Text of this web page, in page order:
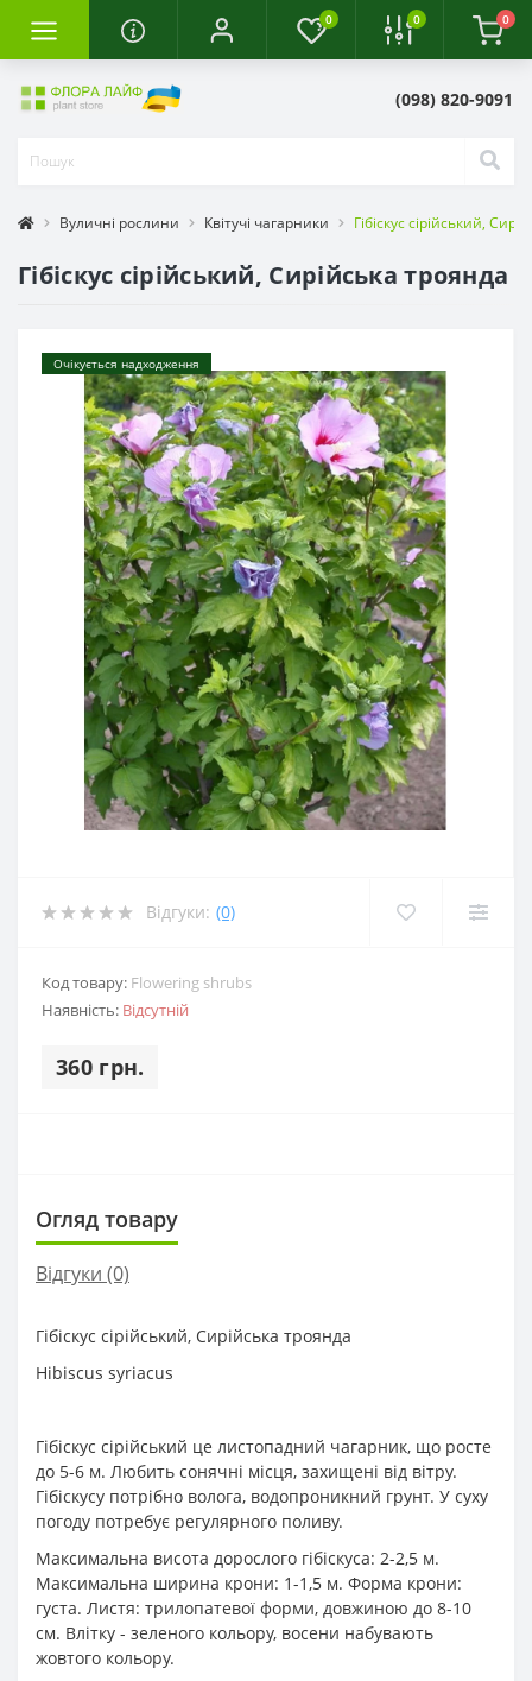
0 0 0
(098) 820-9091
Вуличні рослини Квітучі чагарники Гібіскус сірійський,
Гібіскус сірійський, Сирійська троянда
Очікується надходження
Відгуки: (0)
Код товару: Flowering shrubs
Наявність: Відсутній
360 грн.
Огляд товару
Відгуки (0)
Гібіскус сірійський, Сирійська троянда
Hibiscus syriacus
Гібіскус сірійський це листопадний чагарник, що росте
до 5-6 м. Любить сонячні місця, захищені від вітру.
Гібіскусу потрібно волога, водопроникний грунт. У суху
погоду потребує регулярного поливу.
Максимальна висота дорослого гібіскуса: 2-2,5 м.
Максимальна ширина крони: 1-1,5 м. Форма крони:
густа. Листя: трилопатевої форми, довжиною до 8-10
см. Влітку - зеленого кольору, восени набувають
жовтого кольору.